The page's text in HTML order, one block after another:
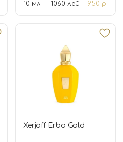
10 мл
1060 лей 950 р.
Xerjoff Erba Gold